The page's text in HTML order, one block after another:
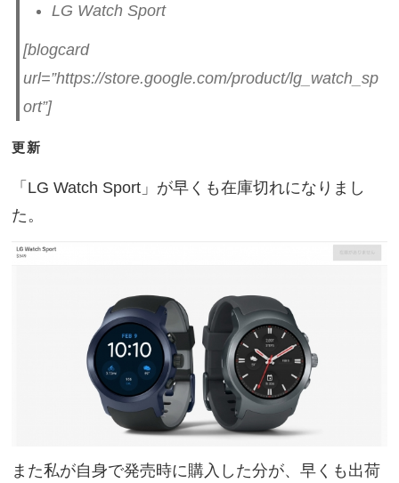
LG Watch Sport
[blogcard
url=”https://store.google.com/product/lg_watch_sp
ort”]
更新
「LG Watch Sport」が早くも在庫切れになりまし
た。
また私が自身で発売時に購入した分が、早くも出荷